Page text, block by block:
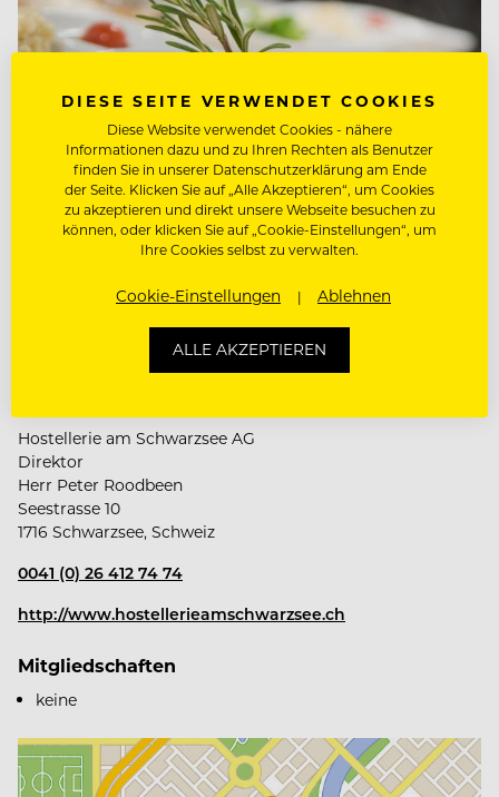
Zusammenarbeit.
Fine Dining Restaurant
Hostellerie am Schwarzsee AG
Direktor
Herr Peter Roodbeen
Seestrasse 10
1716 Schwarzsee, Schweiz
0041 (0) 26 412 74 74
http://www.hostellerieamschwarzsee.ch
Mitgliedschaften
keine
DIESE SEITE VERWENDET COOKIES
Diese Website verwendet Cookies - nähere
Informationen dazu und zu Ihren Rechten als Benutzer
finden Sie in unserer Datenschutzerklärung am Ende
der Seite. Klicken Sie auf „Alle Akzeptieren“, um Cookies
zu akzeptieren und direkt unsere Webseite besuchen zu
können, oder klicken Sie auf „Cookie-Einstellungen“, um
Ihre Cookies selbst zu verwalten.
Cookie-Einstellungen Ablehnen
ALLE AKZEPTIEREN